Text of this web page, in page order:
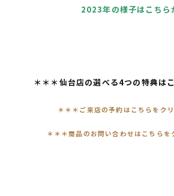
2023年の様子はこちら
＊＊＊仙台店の選べる4つの特典は
＊ ＊＊ご来店の予約はこちらをク
＊＊＊商品のお問い合わせはこちらを